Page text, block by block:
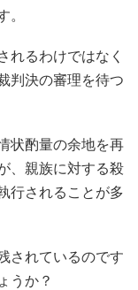
。
れるわけではなく
判決の審理を待つ
状酌量の余地を再
、親族に対する殺
行されることが多
されているのです
うか？